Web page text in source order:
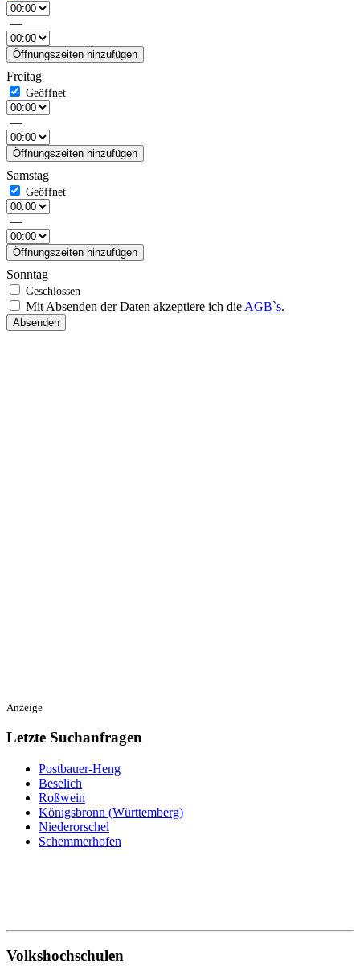
—
Öffnungszeiten hinzufügen
Freitag
—
Öffnungszeiten hinzufügen
Samstag
—
Öffnungszeiten hinzufügen
Sonntag
Mit Absenden der Daten akzeptiere ich die AGB`s.
Absenden
Anzeige
Letzte Suchanfragen
Postbauer-Heng
Beselich
Roßwein
Königsbronn (Württemberg)
Niederorschel
Schemmerhofen
Volkshochschulen